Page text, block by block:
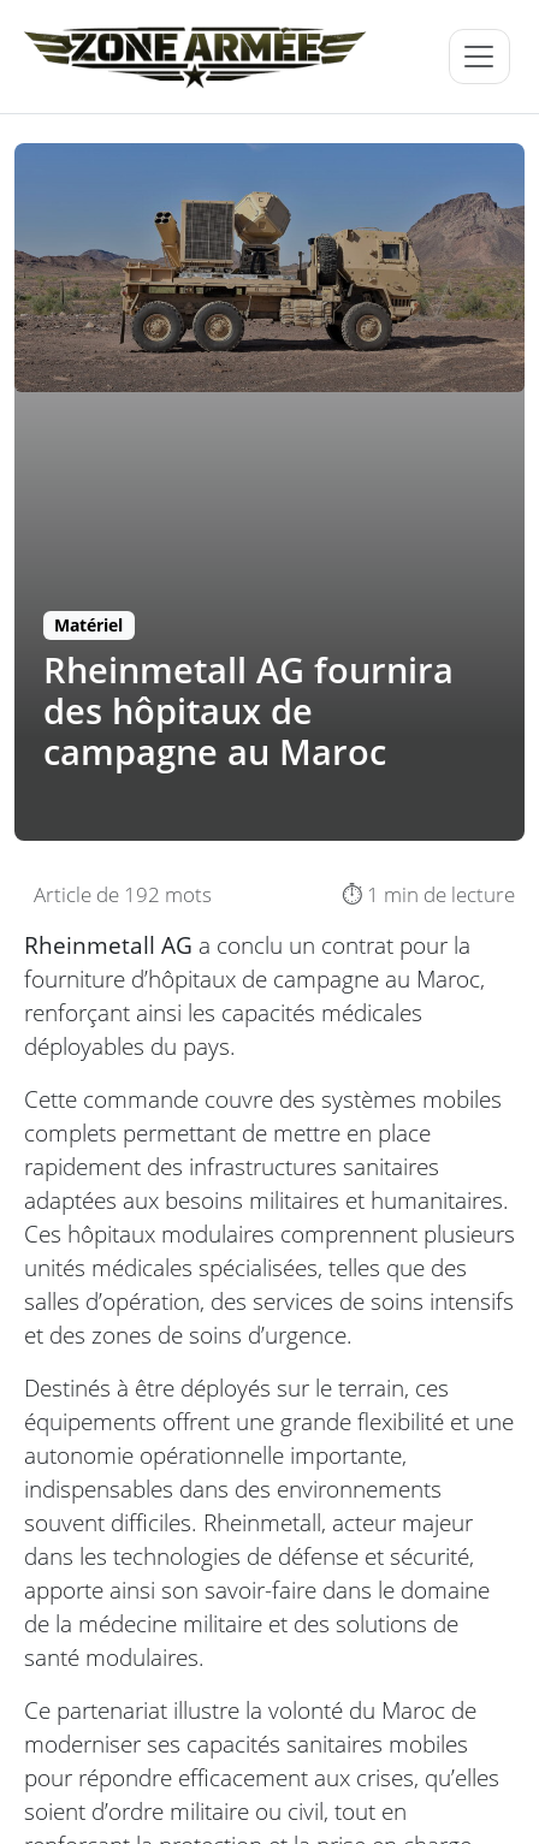
Matériel
Rheinmetall AG fournira
des hôpitaux de
campagne au Maroc
Article de 192 mots ⏱️ 1 min de lecture
Rheinmetall AG a conclu un contrat pour la
fourniture d’hôpitaux de campagne au Maroc,
renforçant ainsi les capacités médicales
déployables du pays.
Cette commande couvre des systèmes mobiles
complets permettant de mettre en place
rapidement des infrastructures sanitaires
adaptées aux besoins militaires et humanitaires.
Ces hôpitaux modulaires comprennent plusieurs
unités médicales spécialisées, telles que des
salles d’opération, des services de soins intensifs
et des zones de soins d’urgence.
Destinés à être déployés sur le terrain, ces
équipements offrent une grande flexibilité et une
autonomie opérationnelle importante,
indispensables dans des environnements
souvent difficiles. Rheinmetall, acteur majeur
dans les technologies de défense et sécurité,
apporte ainsi son savoir-faire dans le domaine
de la médecine militaire et des solutions de
santé modulaires.
Ce partenariat illustre la volonté du Maroc de
moderniser ses capacités sanitaires mobiles
pour répondre efficacement aux crises, qu’elles
soient d’ordre militaire ou civil, tout en